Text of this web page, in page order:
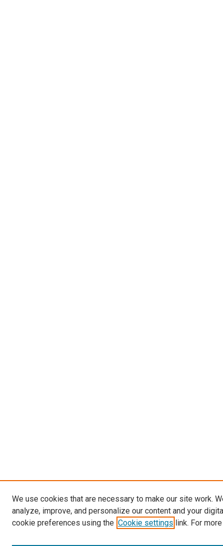
We use cookies that are necessary to make our site work.
analyze, improve, and personalize our content and your
cookie preferences using the Cookie settings link. For